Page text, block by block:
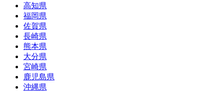
高知県
福岡県
佐賀県
長崎県
熊本県
大分県
宮崎県
鹿児島県
沖縄県